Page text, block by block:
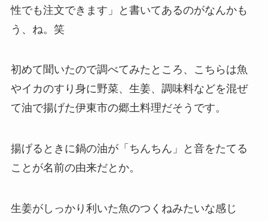
性でも注文できます」と書いてあるのがなんかも
う、ね。笑
初めて聞いたので調べてみたところ、こちらは魚
やイカのすり身に野菜、生姜、調味料などを混ぜ
て油で揚げた伊東市の郷土料理だそうです。
揚げるときに鍋の油が「ちんちん」と音をたてる
ことが名前の由来だとか。
生姜がしっかり利いた魚のつくねみたいな感じ